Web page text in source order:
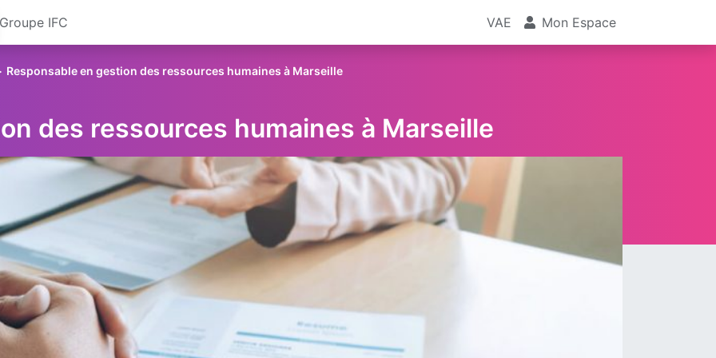
Groupe IFC VAE Mon Espace
Responsable en gestion des ressources humaines à Marseille
des ressources humaines à Marseille